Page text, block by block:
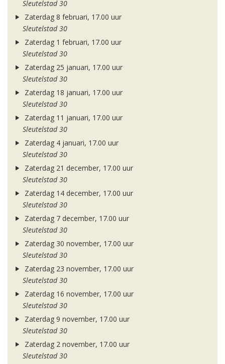
Sleutelstad 30
Zaterdag 8 februari, 17.00 uur
Sleutelstad 30
Zaterdag 1 februari, 17.00 uur
Sleutelstad 30
Zaterdag 25 januari, 17.00 uur
Sleutelstad 30
Zaterdag 18 januari, 17.00 uur
Sleutelstad 30
Zaterdag 11 januari, 17.00 uur
Sleutelstad 30
Zaterdag 4 januari, 17.00 uur
Sleutelstad 30
Zaterdag 21 december, 17.00 uur
Sleutelstad 30
Zaterdag 14 december, 17.00 uur
Sleutelstad 30
Zaterdag 7 december, 17.00 uur
Sleutelstad 30
Zaterdag 30 november, 17.00 uur
Sleutelstad 30
Zaterdag 23 november, 17.00 uur
Sleutelstad 30
Zaterdag 16 november, 17.00 uur
Sleutelstad 30
Zaterdag 9 november, 17.00 uur
Sleutelstad 30
Zaterdag 2 november, 17.00 uur
Sleutelstad 30